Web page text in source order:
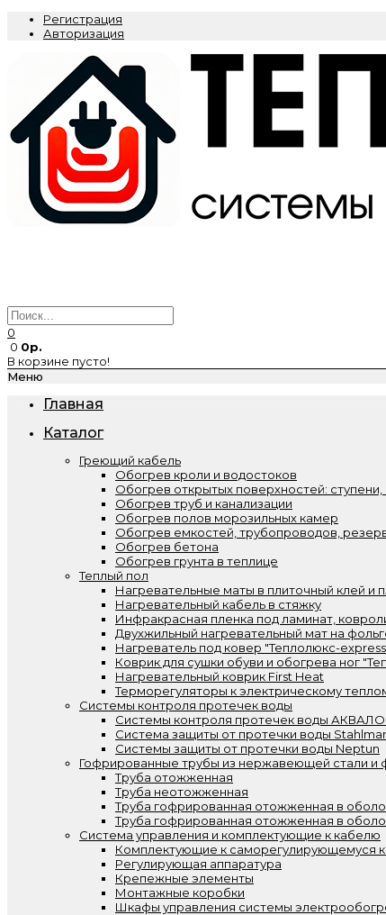
Регистрация
Авторизация
0
0 0р.
В корзине пусто!
Меню
Главная
Каталог
Греющий кабель
Обогрев кроли и водостоков
Обогрев открытых поверхностей:
Обогрев труб и канализации
Обогрев полов морозильных камер
Обогрев емкостей, трубопроводов,
Обогрев бетона
Обогрев грунта в теплице
Теплый пол
Нагревательные маты в плиточный клей и
Нагревательный кабель в стяжку
Инфракрасная пленка под ламинат,
Двухжильный нагревательный мат на
Нагреватель под ковер "Теплолюкс-
Коврик для сушки обуви и обогрева ног
Нагревательный коврик First Heat
Терморегуляторы к электрическому
Системы контроля протечек воды
Системы контроля протечек воды
Система защиты от протечки воды
Системы защиты от протечки воды Neptun
Гофрированные трубы из нержавеющей стали и
Труба отожженная
Труба неотожженная
Труба гофрированная отожженная в
Труба гофрированная отожженная в
Система управления и комплектующие к кабелю
Комплектующие к саморегулирующемуся
Регулирующая аппаратура
Крепежные элементы
Монтажные коробки
Шкафы управления системы